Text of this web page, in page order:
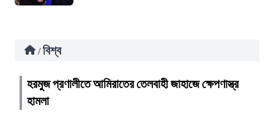
/ বিশ্ব
হরমুজ প্রণালীতে আমিরাতের তেলবাহী জাহাজে ক্ষেপণাস্ত্র
হামলা